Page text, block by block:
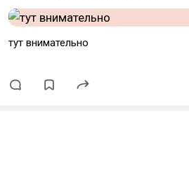
тут внимательно